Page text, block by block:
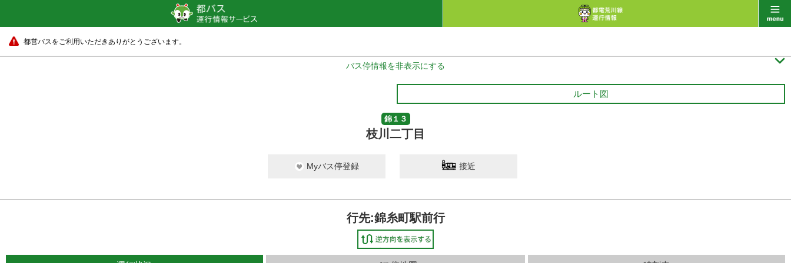
都営バスをご利用いただきありがとうございます。
バス停情報を非表示にする 
ルート図
錦１３
枝川二丁目
Myバス停登録 接近
行先:錦糸町駅前行